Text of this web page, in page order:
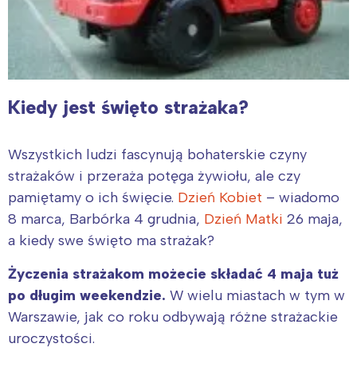
Kiedy jest święto strażaka?
Wszystkich ludzi fascynują bohaterskie czyny
strażaków i przeraża potęga żywiołu, ale czy
pamiętamy o ich święcie. Dzień Kobiet – wiadomo
8 marca, Barbórka 4 grudnia, Dzień Matki 26 maja,
a kiedy swe święto ma strażak?
Życzenia strażakom możecie składać 4 maja tuż
po długim weekendzie. W wielu miastach w tym w
Warszawie, jak co roku odbywają różne strażackie
uroczystości.